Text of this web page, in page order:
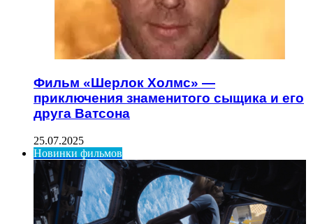
Фильм «Шерлок Холмс» —
приключения знаменитого сыщика и его
друга Ватсона
25.07.2025
Новинки фильмов